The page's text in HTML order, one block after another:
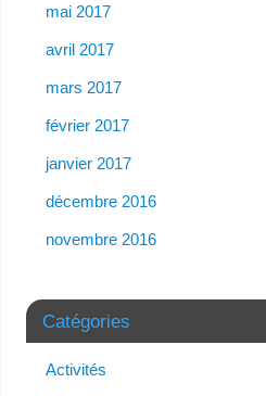
mai 2017
avril 2017
mars 2017
février 2017
janvier 2017
décembre 2016
novembre 2016
Catégories
Activités